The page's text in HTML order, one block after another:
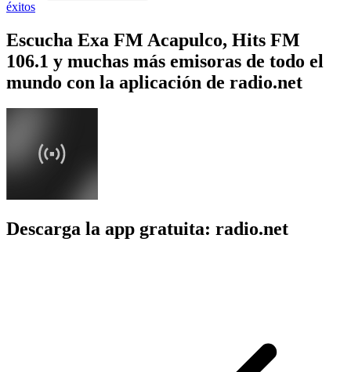
éxitos
Escucha Exa FM Acapulco, Hits FM
106.1 y muchas más emisoras de todo el
mundo con la aplicación de radio.net
Descarga la app gratuita: radio.net